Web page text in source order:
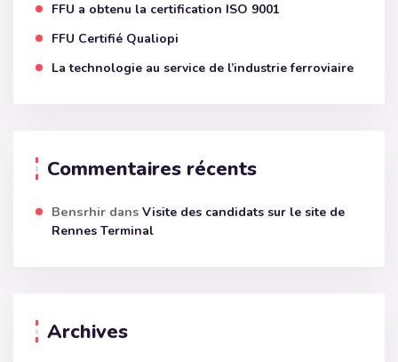
FFU a obtenu la certification ISO 9001
FFU Certifié Qualiopi
La technologie au service de l’industrie ferroviaire
Commentaires récents
Bensrhir dans Visite des candidats sur le site de
Rennes Terminal
Archives